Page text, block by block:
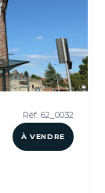
Réf. 62_0032
À VENDRE